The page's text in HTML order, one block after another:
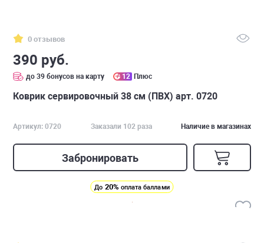
0 отзывов
390 руб.
до 39 бонусов на карту 12 Плюс
Коврик сервировочный 38 см (ПВХ) арт. 0720
Артикул: 0720 Заказали 102 раза Наличие в магазинах
Забронировать
До 20% оплата баллами